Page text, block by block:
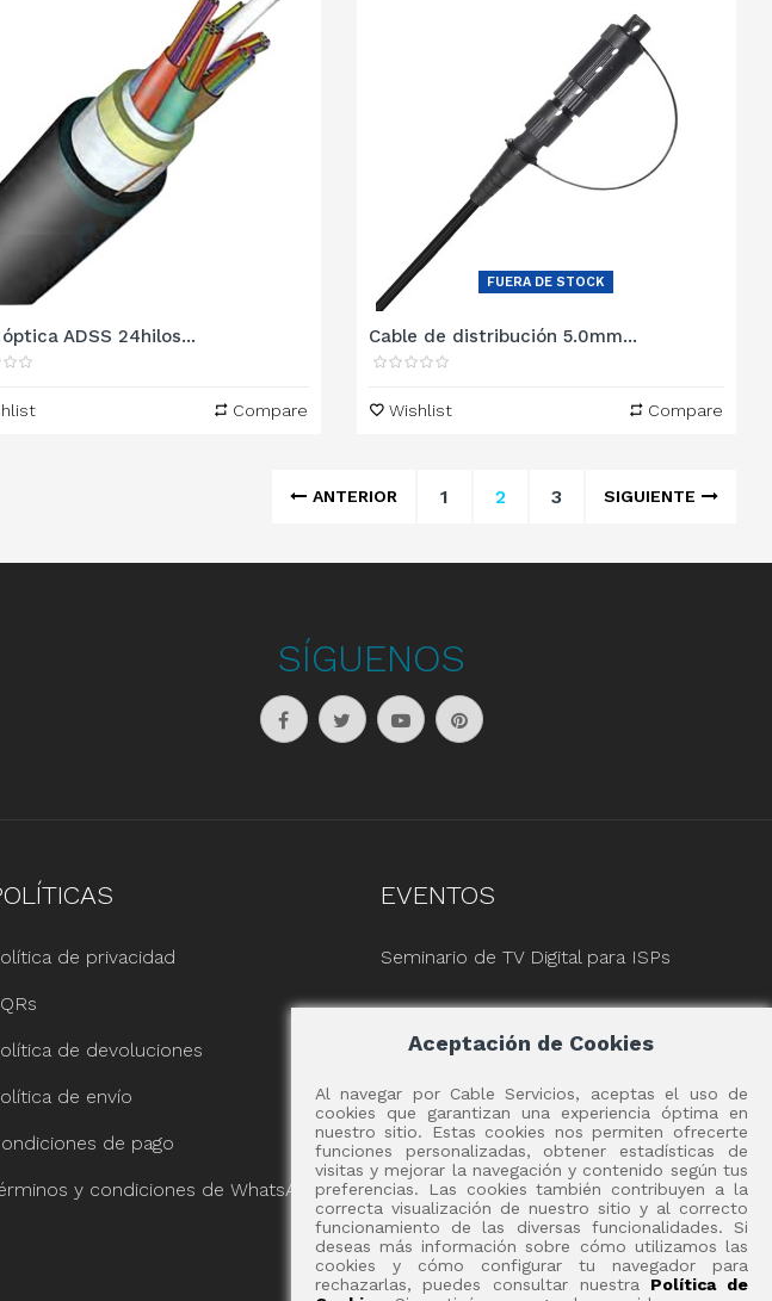
ADSS 24hilos...
Compare
FUERA DE STOCK
Cable de distribución 5.0mm...
Wishlist Compare
ANTERIOR 1 2 3 SIGUIENTE
SÍGUENOS
de privacidad
de devoluciones
de envío
de pago
y condiciones de WhatsApp
EVENTOS
Seminario de TV Digital para ISPs
Aceptación de Cookies
Al navegar por Cable Servicios, aceptas el uso de
cookies que garantizan una experiencia óptima en
nuestro sitio. Estas cookies nos permiten ofrecerte
funciones personalizadas, obtener estadísticas de
visitas y mejorar la navegación y contenido según tus
preferencias. Las cookies también contribuyen a la
correcta visualización de nuestro sitio y al correcto
funcionamiento de las diversas funcionalidades. Si
deseas más información sobre cómo utilizamos las
cookies y cómo configurar tu navegador para
rechazarlas, puedes consultar nuestra Política de